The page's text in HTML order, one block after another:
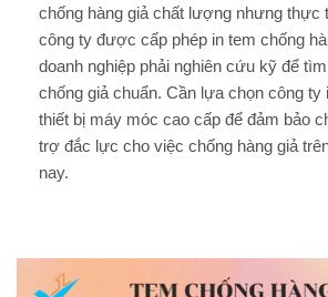
chống hàng giả chất lượng nhưng thực
công ty được cấp phép in tem chống
doanh nghiệp phải nghiên cứu kỹ để
chống giả chuẩn. Cần lựa chọn công ty
thiết bị máy móc cao cấp để đảm bảo
trợ đắc lực cho việc chống hàng giả
nay.